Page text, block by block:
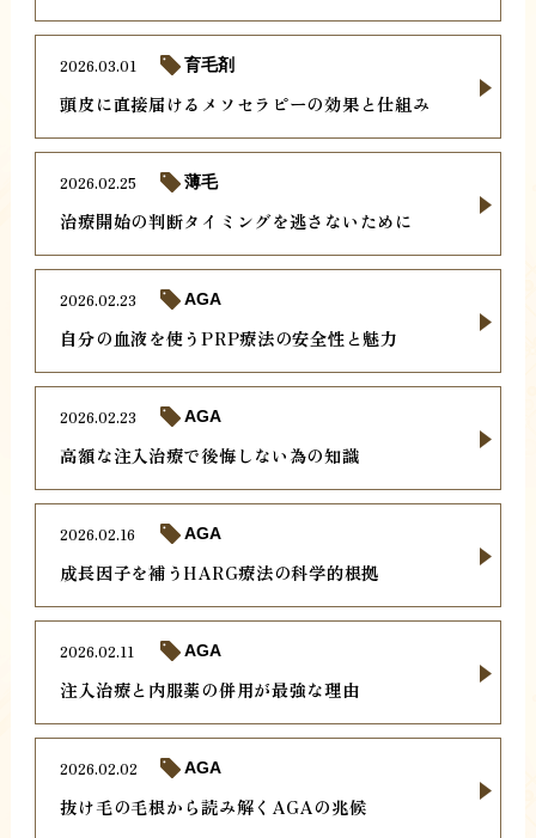
頭皮に直接届けるメソセラピーの効果と仕組み
2026.03.01 育毛剤
治療開始の判断タイミングを逃さないために
2026.02.25 薄毛
自分の血液を使うPRP療法の安全性と魅力
2026.02.23 AGA
高額な注入治療で後悔しない為の知識
2026.02.23 AGA
成長因子を補うHARG療法の科学的根拠
2026.02.16 AGA
注入治療と内服薬の併用が最強な理由
2026.02.11 AGA
抜け毛の毛根から読み解くAGAの兆候
2026.02.02 AGA